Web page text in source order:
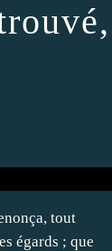
tout
égards ; que